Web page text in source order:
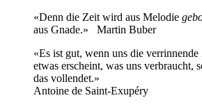
«Denn die Zeit wird aus Melodie
aus Gnade.» Martin Buber
«Es ist gut, wenn uns die
etwas erscheint, was uns verbraucht,
das vollendet.»
Antoine de Saint-Exupéry